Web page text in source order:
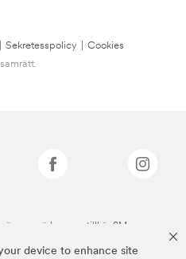
device to enhance site
Sekretesspolicy
Cookies
är varumärken som tillhör 3M.